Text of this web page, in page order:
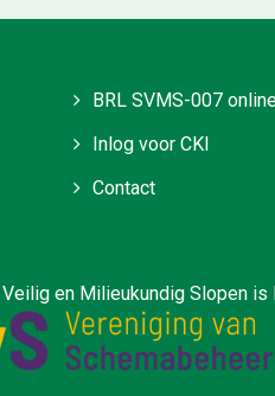
BRL SVMS-007
Inlog voor CKI
Contact
is lid